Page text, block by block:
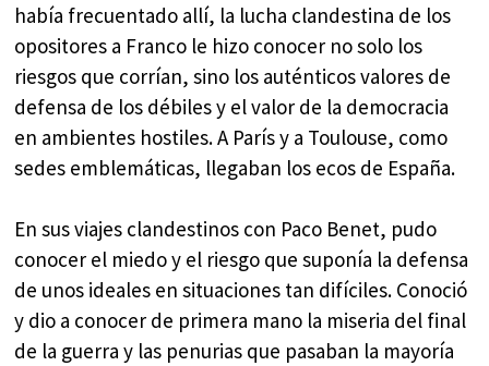
había frecuentado allí, la lucha clandestina de los
opositores a Franco le hizo conocer no solo los
riesgos que corrían, sino los auténticos valores de
defensa de los débiles y el valor de la democracia
en ambientes hostiles. A París y a Toulouse, como
sedes emblemáticas, llegaban los ecos de España.
En sus viajes clandestinos con Paco Benet, pudo
conocer el miedo y el riesgo que suponía la defensa
de unos ideales en situaciones tan difíciles. Conoció
y dio a conocer de primera mano la miseria del final
de la guerra y las penurias que pasaban la mayoría